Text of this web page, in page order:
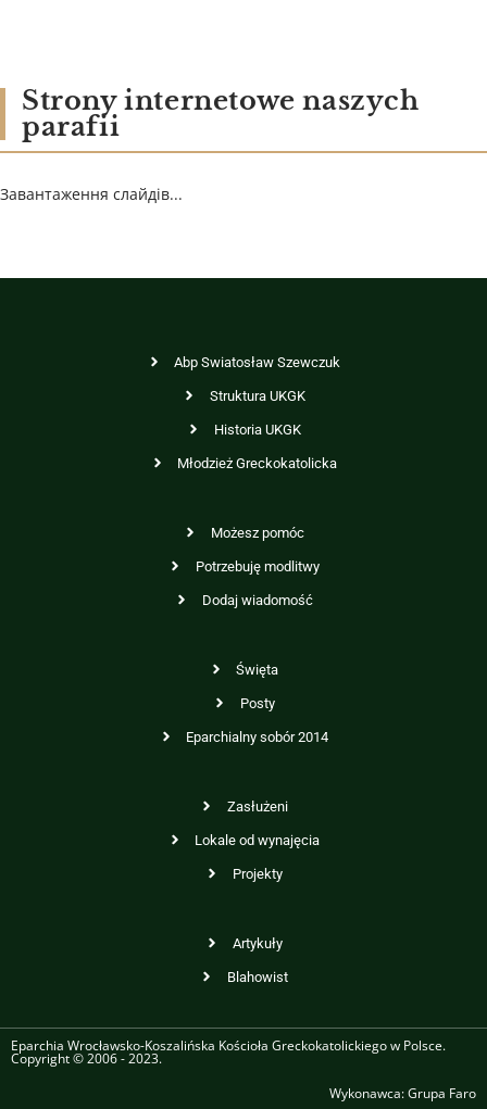
Strony internetowe naszych
parafii
Завантаження слайдів...
Abp Swiatosław Szewczuk
Struktura UKGK
Historia UKGK
Młodzież Greckokatolicka
Możesz pomóc
Potrzebuję modlitwy
Dodaj wiadomość
Święta
Posty
Eparchialny sobór 2014
Zasłużeni
Lokale od wynajęcia
Projekty
Artykuły
Blahowist
Eparchia Wrocławsko-Koszalińska Kościoła Greckokatolickiego w Polsce.
Copyright © 2006 - 2023.
Wykonawca:Grupa Faro